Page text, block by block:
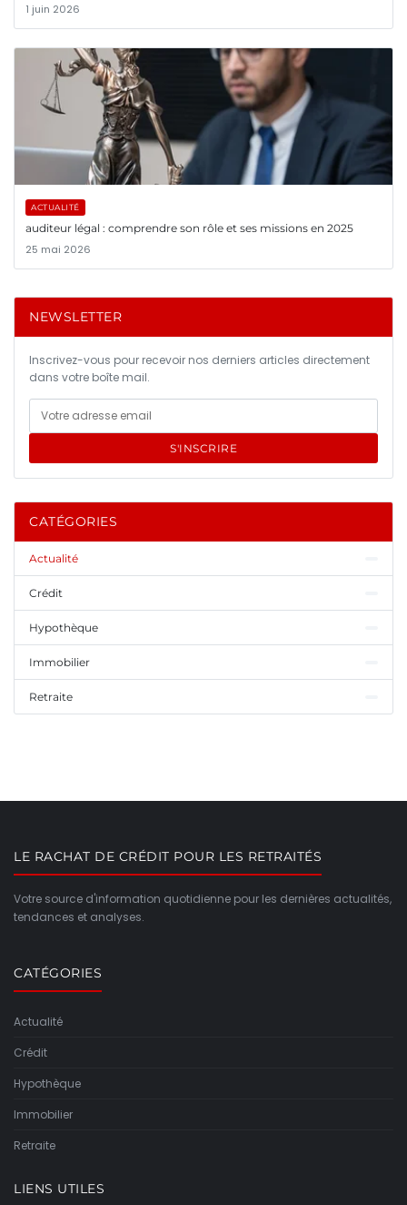
1 juin 2026
ACTUALITÉ
auditeur légal : comprendre son rôle et ses missions en 2025
25 mai 2026
NEWSLETTER
Inscrivez-vous pour recevoir nos derniers articles directement
dans votre boîte mail.
S'INSCRIRE
CATÉGORIES
Actualité
Crédit
Hypothèque
Immobilier
Retraite
LE RACHAT DE CRÉDIT POUR LES RETRAITÉS
Votre source d'information quotidienne pour les dernières actualités,
tendances et analyses.
CATÉGORIES
Actualité
Crédit
Hypothèque
Immobilier
Retraite
LIENS UTILES